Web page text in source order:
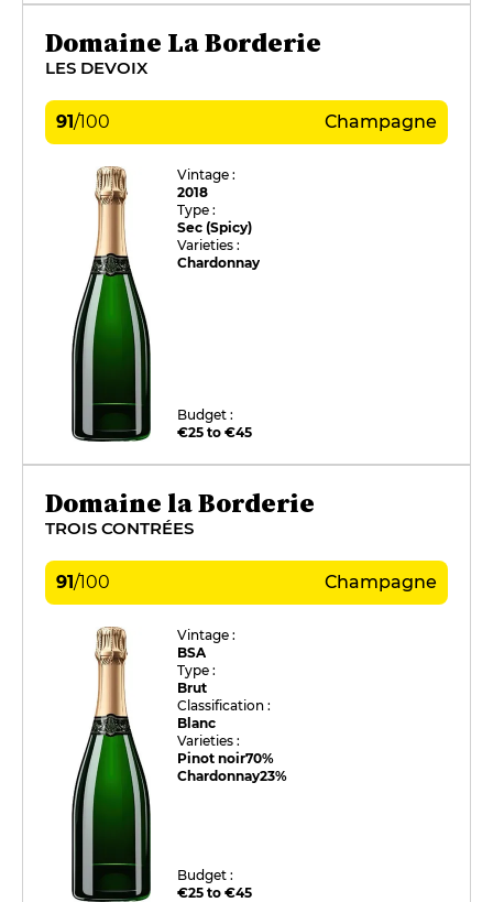
Domaine La Borderie
LES DEVOIX
91/100 Champagne
Vintage :
2018
Type :
Sec (Spicy)
Varieties :
Chardonnay
Budget :
€25 to €45
Domaine la Borderie
TROIS CONTRÉES
91/100 Champagne
Vintage :
BSA
Type :
Brut
Classification :
Blanc
Varieties :
Pinot noir70%
Chardonnay23%
Budget :
€25 to €45